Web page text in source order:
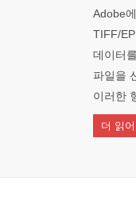
Adobe
TIFF/
데이터
파일을
이러한
더 읽